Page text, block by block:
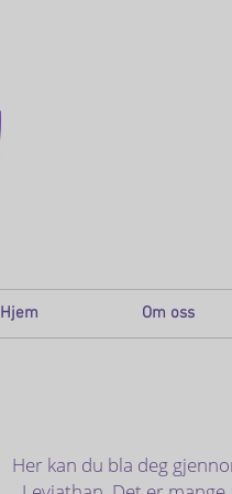
Her kan du bla deg
Hjem Om oss